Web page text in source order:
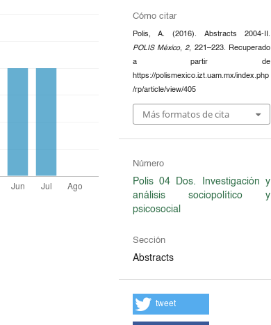
Cómo citar
Polis, A. (2016). Abstracts 2004-II.
POLIS México, 2, 221–223. Recuperado
a partir de
https://polismexico.izt.uam.mx/index.php
/rp/article/view/405
Más formatos de cita
Número
Polis 04 Dos. Investigación y
análisis sociopolítico y
psicosocial
Sección
Abstracts
tweet